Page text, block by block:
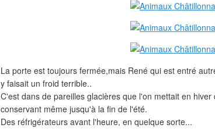
La porte est toujours fermée,mais René qui est entré
y faisait un froid terrible..
C'est dans de pareilles glacières que l'on mettait en
conservant même jusqu'à la fin de l'été.
Des réfrigérateurs avant l'heure, en quelque sorte...